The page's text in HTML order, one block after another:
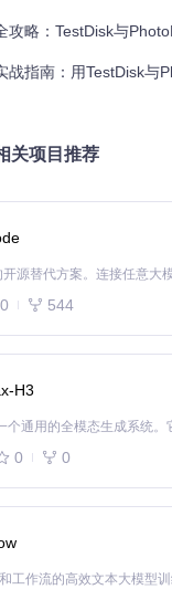
创建新的恢复日志
测
成，工具会显示找到的
复
Search"快速扫描丢失的
区后，按"Enter"确认
将修复后的分区表写入
更改生效
！PhotoRec深度
描磁盘扇区，识别文
即使文件系统损坏也
攻略：TestDisk与
指南：用TestDisk与
关项目推荐
0 544
H3
0 0
工作流的高效文本大模型